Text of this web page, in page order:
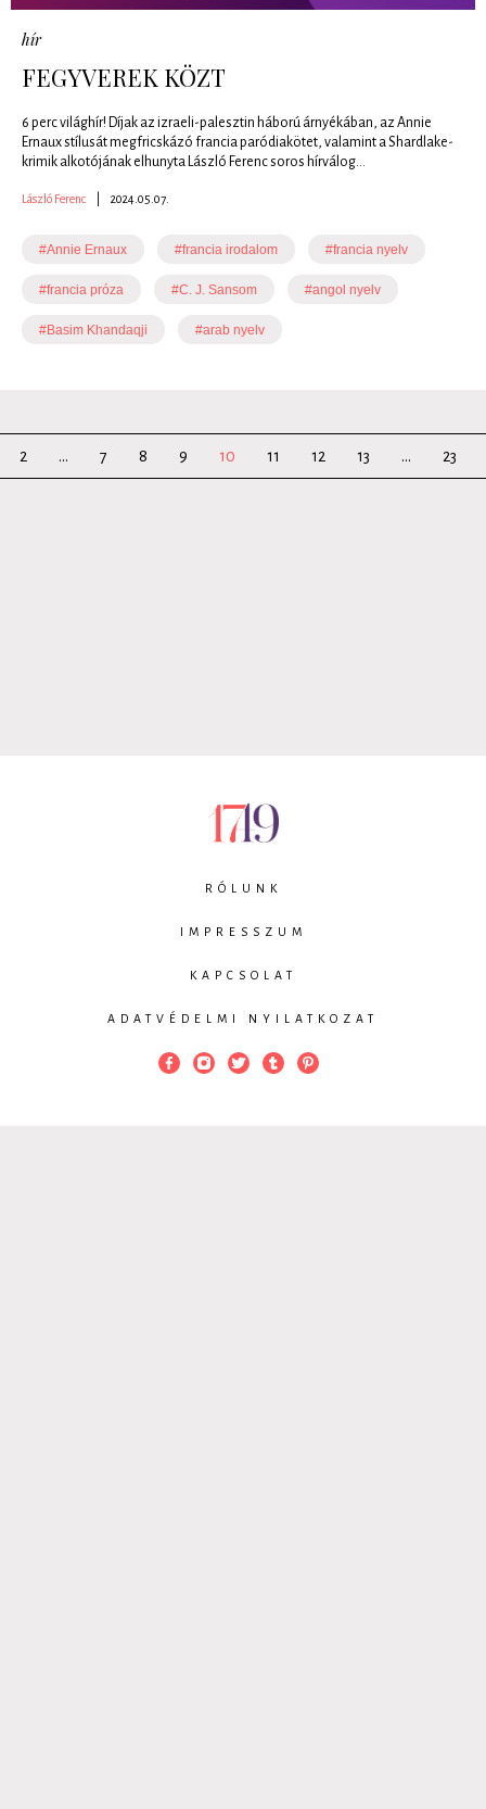
hír
FEGYVEREK KÖZT
6 perc világhír! Díjak az izraeli-palesztin háború árnyékában, az Annie
Ernaux stílusát megfricskázó francia paródiakötet, valamint a Shardlake-
krimik alkotójának elhunyta László Ferenc soros hírválog...
László Ferenc 2024.05.07.
#Annie Ernaux #francia irodalom #francia nyelv
#francia próza #C. J. Sansom #angol nyelv
#Basim Khandaqji #arab nyelv
2 ... 7 8 9 10 11 12 13 ... 23
RÓLUNK
IMPRESSZUM
KAPCSOLAT
ADATVÉDELMI NYILATKOZAT